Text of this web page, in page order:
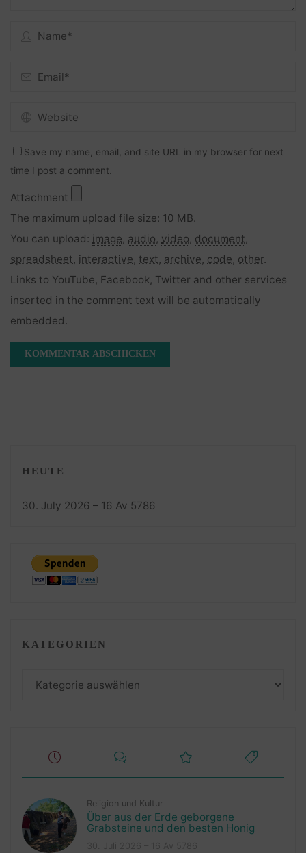
Save my name, email, and site URL in my browser for next
time I post a comment.
Attachment
The maximum upload file size: 10 MB.
You can upload: image, audio, video, document,
spreadsheet, interactive, text, archive, code, other.
Links to YouTube, Facebook, Twitter and other services
inserted in the comment text will be automatically
embedded.
HEUTE
30. July 2026 – 16 Av 5786
KATEGORIEN
Religion und Kultur
Über aus der Erde geborgene
Grabsteine und den besten Honig